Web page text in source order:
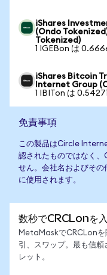
iShares
(Ondo
Tokenized)
1 IGEBon は
iShares Bitcoin
Internet Group
1 IBITon は
免責事項
この製品はCircle
認されたものではなく
せん。会社名およびそ
に使用されます。
数秒でCRCLonを
MetaMaskでCRCLonを
引、スワップ。最も信頼
レット。